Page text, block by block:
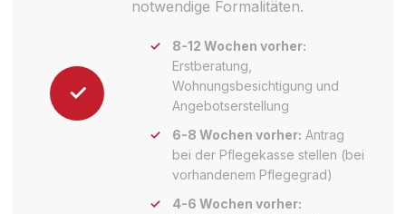
✓
notwendige Formalitäten.
8-12 Wochen vorher:
Erstberatung,
Wohnungsbesichtigung und
Angebotserstellung
6-8 Wochen vorher: Antrag
bei der Pflegekasse stellen (bei
vorhandenem Pflegegrad)
4-6 Wochen vorher: